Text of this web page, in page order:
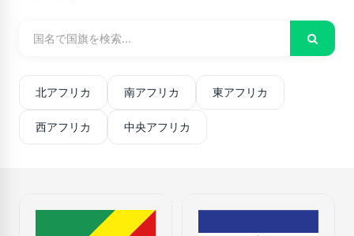
北アフリカ 南アフリカ 東アフリカ
西アフリカ 中央アフリカ